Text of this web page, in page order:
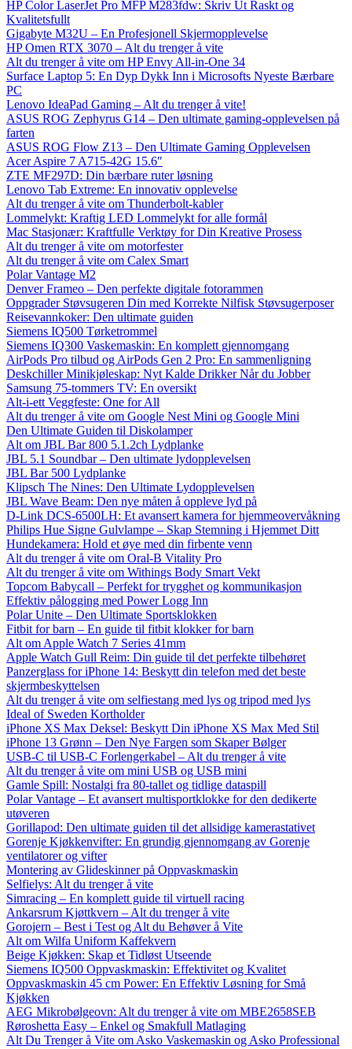
HP Color LaserJet Pro MFP M283fdw: Skriv Ut Raskt og
Kvalitetsfullt
Gigabyte M32U – En Profesjonell Skjermopplevelse
HP Omen RTX 3070 – Alt du trenger å vite
Alt du trenger å vite om HP Envy All-in-One 34
Surface Laptop 5: En Dyp Dykk Inn i Microsofts Nyeste Bærbare
PC
Lenovo IdeaPad Gaming – Alt du trenger å vite!
ASUS ROG Zephyrus G14 – Den ultimate gaming-opplevelsen på
farten
ASUS ROG Flow Z13 – Den Ultimate Gaming Opplevelsen
Acer Aspire 7 A715-42G 15.6″
ZTE MF297D: Din bærbare ruter løsning
Lenovo Tab Extreme: En innovativ opplevelse
Alt du trenger å vite om Thunderbolt-kabler
Lommelykt: Kraftig LED Lommelykt for alle formål
Mac Stasjonær: Kraftfulle Verktøy for Din Kreative Prosess
Alt du trenger å vite om motorfester
Alt du trenger å vite om Calex Smart
Polar Vantage M2
Denver Frameo – Den perfekte digitale fotorammen
Oppgrader Støvsugeren Din med Korrekte Nilfisk Støvsugerposer
Reisevannkoker: Den ultimate guiden
Siemens IQ500 Tørketrommel
Siemens IQ300 Vaskemaskin: En komplett gjennomgang
AirPods Pro tilbud og AirPods Gen 2 Pro: En sammenligning
Deskchiller Minikjøleskap: Nyt Kalde Drikker Når du Jobber
Samsung 75-tommers TV: En oversikt
Alt-i-ett Veggfeste: One for All
Alt du trenger å vite om Google Nest Mini og Google Mini
Den Ultimate Guiden til Diskolamper
Alt om JBL Bar 800 5.1.2ch Lydplanke
JBL 5.1 Soundbar – Den ultimate lydopplevelsen
JBL Bar 500 Lydplanke
Klipsch The Nines: Den Ultimate Lydopplevelsen
JBL Wave Beam: Den nye måten å oppleve lyd på
D-Link DCS-6500LH: Et avansert kamera for hjemmeovervåkning
Philips Hue Signe Gulvlampe – Skap Stemning i Hjemmet Ditt
Hundekamera: Hold et øye med din firbente venn
Alt du trenger å vite om Oral-B Vitality Pro
Alt du trenger å vite om Withings Body Smart Vekt
Topcom Babycall – Perfekt for trygghet og kommunikasjon
Effektiv pålogging med Power Logg Inn
Polar Unite – Den Ultimate Sportsklokken
Fitbit for barn – En guide til fitbit klokker for barn
Alt om Apple Watch 7 Series 41mm
Apple Watch Gull Reim: Din guide til det perfekte tilbehøret
Panzerglass for iPhone 14: Beskytt din telefon med det beste
skjermbeskyttelsen
Alt du trenger å vite om selfiestang med lys og tripod med lys
Ideal of Sweden Kortholder
iPhone XS Max Deksel: Beskytt Din iPhone XS Max Med Stil
iPhone 13 Grønn – Den Nye Fargen som Skaper Bølger
USB-C til USB-C Forlengerkabel – Alt du trenger å vite
Alt du trenger å vite om mini USB og USB mini
Gamle Spill: Nostalgi fra 80-tallet og tidlige dataspill
Polar Vantage – Et avansert multisportklokke for den dedikerte
utøveren
Gorillapod: Den ultimate guiden til det allsidige kamerastativet
Gorenje Kjøkkenvifter: En grundig gjennomgang av Gorenje
ventilatorer og vifter
Montering av Glideskinner på Oppvaskmaskin
Selfielys: Alt du trenger å vite
Simracing – En komplett guide til virtuell racing
Ankarsrum Kjøttkvern – Alt du trenger å vite
Gorojern – Best i Test og Alt du Behøver å Vite
Alt om Wilfa Uniform Kaffekvern
Beige Kjøkken: Skap et Tidløst Utseende
Siemens IQ500 Oppvaskmaskin: Effektivitet og Kvalitet
Oppvaskmaskin 45 cm Power: En Effektiv Løsning for Små
Kjøkken
AEG Mikrobølgeovn: Alt du trenger å vite om MBE2658SEB
Røroshetta Easy – Enkel og Smakfull Matlaging
Alt Du Trenger å Vite om Asko Vaskemaskin og Asko Professional